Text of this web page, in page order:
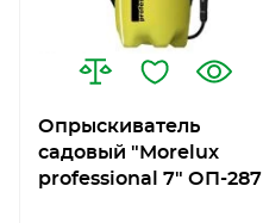
Опрыскиватель
садовый "Morelux
professional 7" ОП-287